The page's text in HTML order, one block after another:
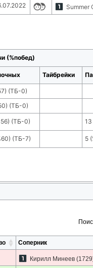
Summer
(%побед)
Тайбрейки
) (ТБ-0)
) (ТБ-0)
) (ТБ-0) 13
) (ТБ-7) 5 (
Соперник
Кирилл Минеев